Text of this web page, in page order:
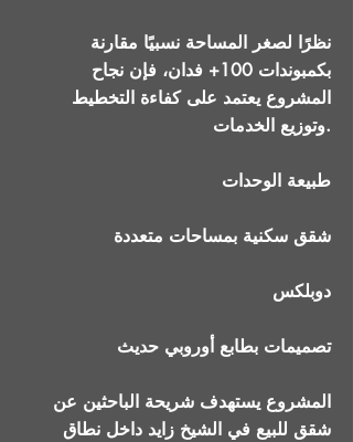
نظرًا لصغر المساحة نسبيًا مقارنة
بكمبوندات 100+ فدان، فإن نجاح
المشروع يعتمد على كفاءة التخطيط
وتوزيع الخدمات.
طبيعة الوحدات
شقق سكنية بمساحات متعددة
دوبلكس
تصميمات بطابع أوروبي حديث
المشروع يستهدف شريحة الباحثين عن
شقق للبيع في الشيخ زايد داخل نطاق